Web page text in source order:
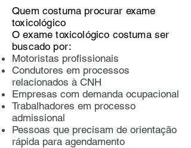
Quem costuma procurar exame
toxicológico
O exame toxicológico costuma ser
buscado por:
Motoristas profissionais
Condutores em processos
relacionados à CNH
Empresas com demanda ocupacional
Trabalhadores em processo
admissional
Pessoas que precisam de orientação
rápida para agendamento